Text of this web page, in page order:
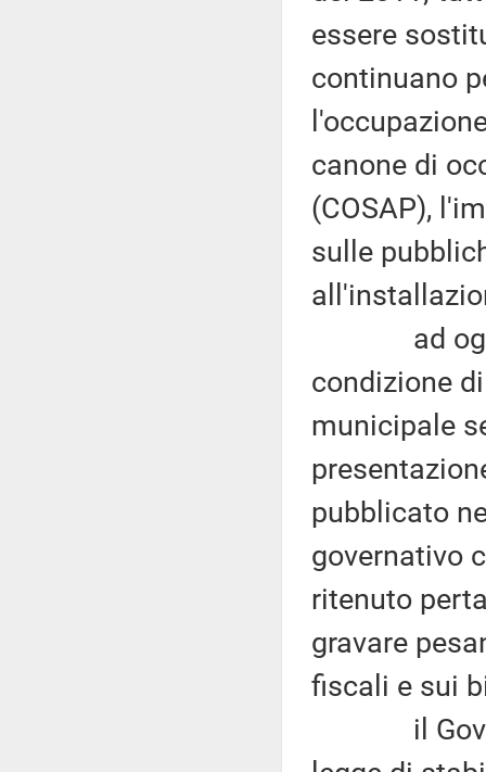
essere
continuano
canone di
(COSAP),
sulle
ad oggi i
condizione
municipale
pubblicato
governativo
ritenuto
gravare
fiscali e sui
il